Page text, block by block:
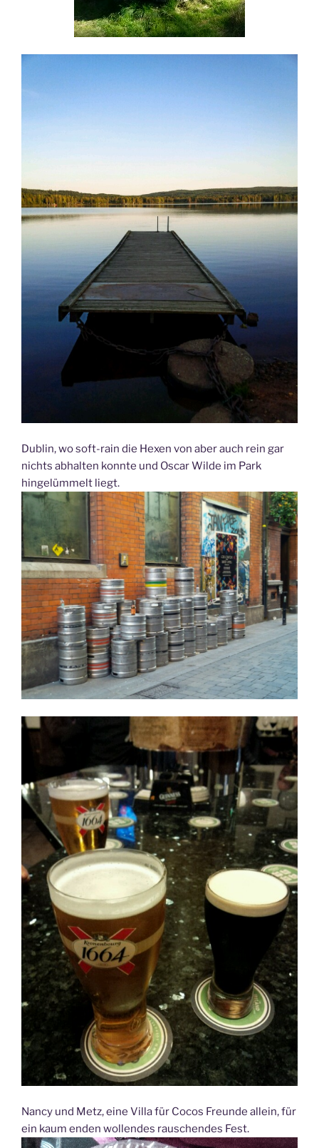
Dublin, wo soft-rain die Hexen von aber auch rein gar
nichts abhalten konnte und Oscar Wilde im Park
hingelümmelt liegt.
Nancy und Metz, eine Villa für Cocos Freunde allein, für
ein kaum enden wollendes rauschendes Fest.